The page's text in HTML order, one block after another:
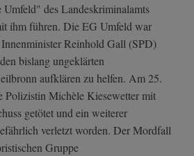
des Landeskriminalamts
ihm führen. Die EG Umfeld war
Reinhold Gall (SPD)
bislang ungeklärten
aufklären zu helfen. Am 25.
Michèle Kiesewetter mit
getötet und ein weiterer
verletzt worden. Der Mordfall
Gruppe